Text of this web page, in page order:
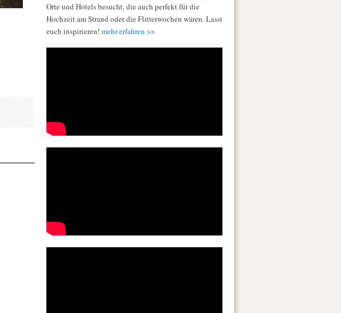
Orte und Hotels besucht, die auch perfekt für die
Hochzeit am Strand oder die Flitterwochen wären. Lasst
euch inspirieren! mehr erfahren >>